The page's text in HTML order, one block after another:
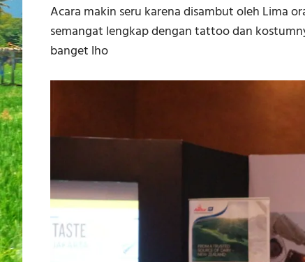
Acara makin seru karena disambut oleh Lima
semangat lengkap dengan tattoo dan
banget lho